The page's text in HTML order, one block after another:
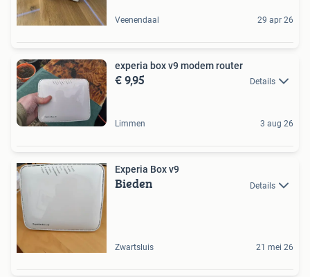
Veenendaal 29 apr 26
experia box v9 modem router
€ 9,95 Details
Limmen 3 aug 26
Experia Box v9
Bieden Details
Zwartsluis 21 mei 26